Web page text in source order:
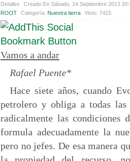
Detalles
Creado En Sábado, 14 Septiembre 2013
ROOT
Categoría: Nuestra tierra Visto: 7415
Vamos a andar
Rafael Puente*
Hace siete años, cuando
petrolero y obliga a todas las
radicalmente las condiciones
formula adecuadamente la
pero no jefes. De esa manera